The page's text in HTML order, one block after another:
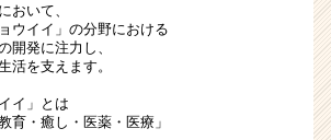
理
財
務
募
集！
おいて、
ウイイ」の分野における
開発に注力し、
活を支えます。
イ」とは
育・癒し・医薬・医療」